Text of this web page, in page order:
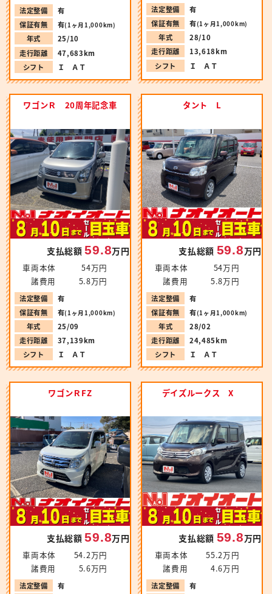
法定整備
有
保証有無
有(1ヶ月1,000km)
年式
25/10
走行距離
47,683km
シフト
Ｉ ＡＴ
法定整備
有
保証有無
有(1ヶ月1,000km)
年式
28/10
走行距離
13,618km
シフト
Ｉ ＡＴ
ワゴンＲ 20周年記念車
支払総額59.8万円
車両本体
54万円
諸費用
5.8万円
法定整備
有
保証有無
有(1ヶ月1,000km)
年式
25/09
走行距離
37,139km
シフト
Ｉ ＡＴ
タント L
支払総額 59.8万円
車両本体
54万円
諸費用
5.8万円
法定整備
有
保証有無
有(1ヶ月1,000km)
年式
28/02
走行距離
24,485km
シフト
Ｉ ＡＴ
ワゴンＲFZ
支払総額59.8万円
車両本体
54.2万円
諸費用
5.6万円
法定整備
有
デイズルークス X
支払総額 59.8万円
車両本体
55.2万円
諸費用
4.6万円
法定整備
有